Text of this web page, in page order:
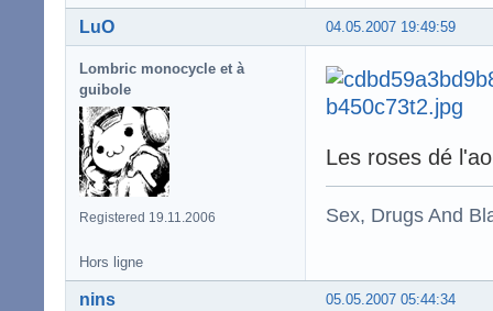
04.05.2007 19:49:59
LuO
Lombric monocycle et à
guibole
Registered 19.11.2006
Les roses dé
Sex, Drugs And
Hors ligne
05.05.2007 05:44:34
nins